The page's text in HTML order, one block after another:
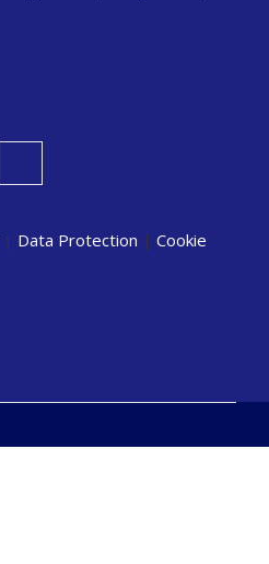
| Data Protection | Cookie